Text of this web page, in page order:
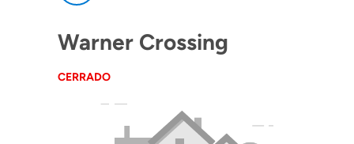
Warner Crossing
CERRADO